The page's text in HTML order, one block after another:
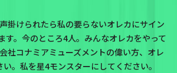
掛けられたら私の要らないオレカにサイン
す。今のところ4人。みんなオレカをやって
社コナミアミューズメントの偉い方、オレ
。私を星4モンスターにしてください。